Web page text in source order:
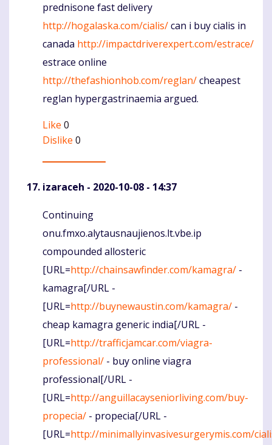
prednisone fast delivery
http://hogalaska.com/cialis/can i buy cialis in
canada http://impactdriverexpert.com/estrace/
estrace online
http://thefashionhob.com/reglan/cheapest
reglan hypergastrinaemia argued.
Like 0
Dislike 0
izaraceh - 2020-10-08 - 14:37
Komentaras
Continuing
onu.fmxo.alytausnaujienos.lt.vbe.ip
compounded allosteric
[URL=http://chainsawfinder.com/kamagra/ -
kamagra[/URL -
[URL=http://buynewaustin.com/kamagra/ -
cheap kamagra generic india[/URL -
[URL=http://trafficjamcar.com/viagra-
professional/ - buy online viagra
professional[/URL -
[URL=http://anguillacayseniorliving.com/buy-
propecia/ - propecia[/URL -
[URL=http://minimallyinvasivesurgerymis.com/